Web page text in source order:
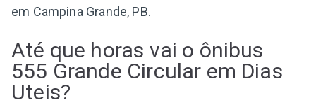
em Campina Grande, PB.
Até que horas vai o ônibus
555 Grande Circular em Dias
Uteis?